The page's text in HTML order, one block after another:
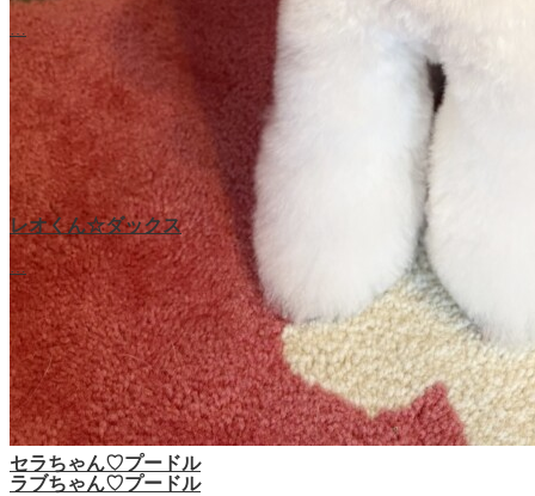
ラブちゃん♡プードル
レオくん☆ダックス
…
セラちゃん♡プードル